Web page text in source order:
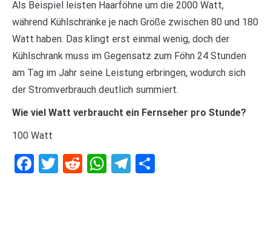
Als Beispiel leisten Haarföhne um die 2000 Watt,
während Kühlschränke je nach Größe zwischen 80 und 180
Watt haben. Das klingt erst einmal wenig, doch der
Kühlschrank muss im Gegensatz zum Föhn 24 Stunden
am Tag im Jahr seine Leistung erbringen, wodurch sich
der Stromverbrauch deutlich summiert.
Wie viel Watt verbraucht ein Fernseher pro Stunde?
100 Watt
Facebook
Twitter
RedditWhatsApp
Telegram